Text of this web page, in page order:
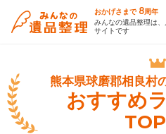
おかげさまで 8周年
みんなの遺品整理は
サイトです
熊本県球磨郡相良村
おすすめ
TOP